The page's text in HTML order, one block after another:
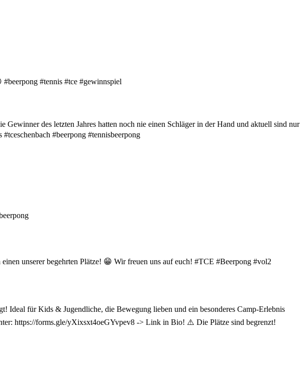
#tennis #tce #gewinnspiel
des letzten Jahres hatten noch nie einen Schläger in der Hand und aktuell sind nur
#beerpong #tennisbeerpong
unserer begehrten Plätze! 😁 Wir freuen uns auf euch! #TCE #Beerpong #vol2
Ideal für Kids & Jugendliche, die Bewegung lieben und ein besonderes Camp-Erlebnis
https://forms.gle/yXixsxt4oeGYvpev8 -> Link in Bio! ⚠️ Die Plätze sind begrenzt!